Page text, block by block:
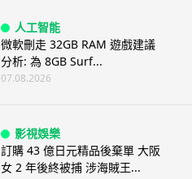
人工智能
微軟刪走 32GB RAM 遊戲建議
分析: 為 8GB Surf...
07.08.2026
影視娛樂
訂購 43 億日元精品後棄單 大阪
女 2 年後終被捕 涉海賊王...